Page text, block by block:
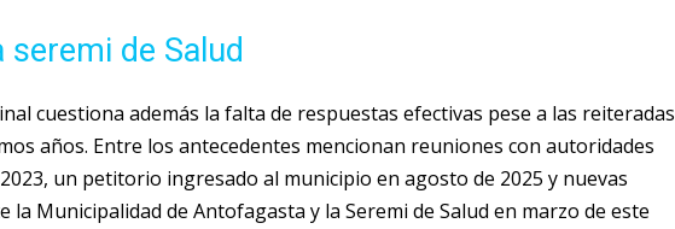
de Salud
cuestiona además la falta de respuestas efectivas pese a las reiteradas
años. Entre los antecedentes mencionan reuniones con autoridades
un petitorio ingresado al municipio en agosto de 2025 y nuevas
Municipalidad de Antofagasta y la Seremi de Salud en marzo de este